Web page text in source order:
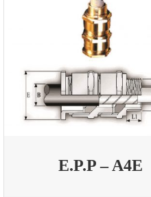
E.P.P – A4E